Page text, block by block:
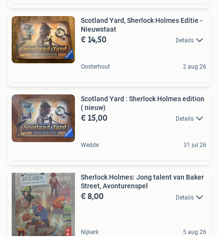
Scotland Yard, Sherlock Holmes Editie -
Nieuwstaat
€ 14,50 Details
Oosterhout 2 aug 26
Scotland Yard : Sherlock Holmes edition
( nieuw)
€ 15,00 Details
Wedde 31 jul 26
Sherlock Holmes: Jong talent van Baker
Street, Avonturenspel
€ 8,00 Details
Nijkerk 5 aug 26